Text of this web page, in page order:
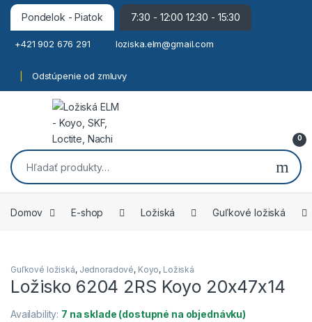
Pondelok - Piatok 7:30 - 12:00 12:30 - 15:30
+421 902 676 291 loziska.elm@gmail.com
Odstúpenie od zmluvy
0
Hľadať:
Domov E-shop Ložiská Guľkové ložiská
Guľkové ložiská, Jednoradové, Koyo, Ložiská
Ložisko 6204 2RS Koyo 20x47x14
Availability: 7 na sklade (dostupné na objednávku)